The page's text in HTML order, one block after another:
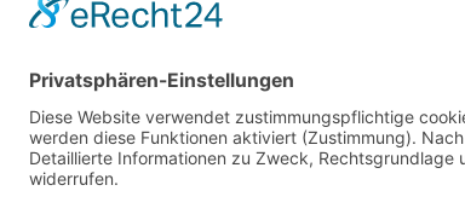
Montag bis Samstag:
10:00 Uhr – 19:00 Uhr
Pflichtangaben
Impressum
Datenschutzerklärung
Kontakt